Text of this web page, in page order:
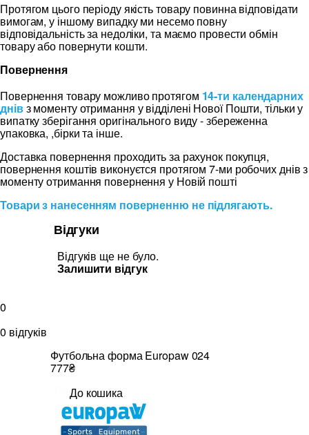
Протягом цього періоду якість товару повинна відповідати
вимогам, у іншому випадку ми несемо повну
відповідальність за недоліки, та маємо провести обмін
товару або повернути кошти.
Повернення
Повернення товару можливо протягом 14-ти календарних
днівз моменту отримання у відділені Нової Пошти, тільки у
випатку зберігання оригінального виду - збереженна
упаковка, ,бірки та інше.
Доставка повернення проходить за рахунок покупця,
повернення коштів виконуєтся протягом 7-ми робочих днів з
моменту отримання повернення у Новій пошті
Товари з нанесенням поверненню не підлягають.
Відгуки
Відгуків ще не було.
Залишити відгук
0
0 відгуків
Футбольна форма Europaw 024
777₴
До кошика